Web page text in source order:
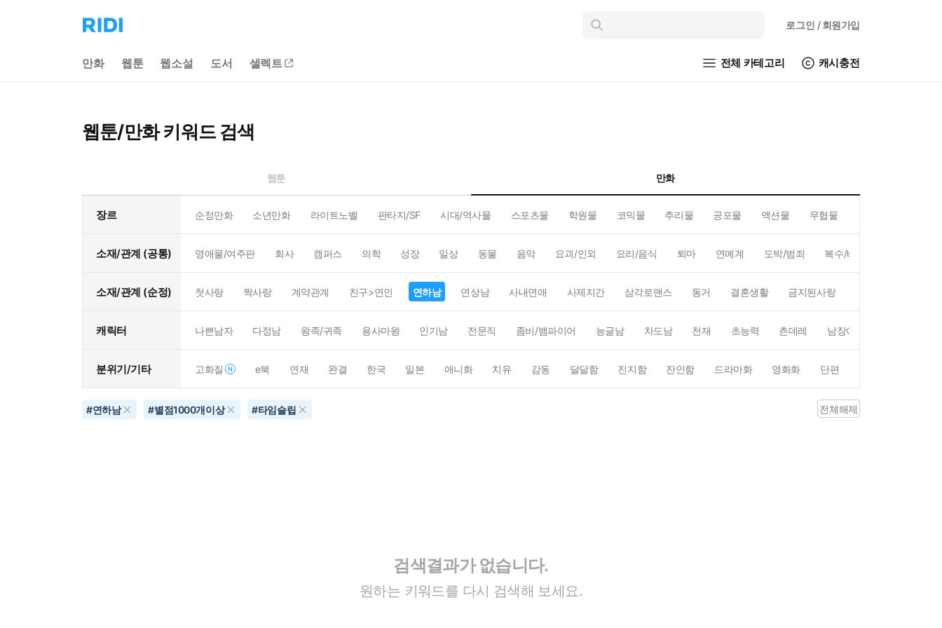
리
디
으
인
로그인 / 회원가입
만화 웹툰 웹소설 도서 셀렉트 전체 카테고리 캐시충전
웹툰/만화 키워드 검색
웹툰 만화
장르 순정만화 소년만화 라이트노벨 판타지/SF 시대/역사물 스포츠물 학원물 코믹물 추리물 공포물 액션물 무협물
소재/관계 (공통) 영애물/여주판 회사 캠퍼스 의학 성장 일상 동물 음악 요괴/인외 요리/음식 퇴마 연예계 도박/범죄 복수/배신
소재/관계 (순정) 첫사랑 짝사랑 계약관계 친구>연인 연하남 연상남 사내연애 사제지간 삼각로맨스 동거 결혼생활 금지된사랑
캐릭터 나쁜남자 다정남 왕족/귀족 용사마왕 인기남 전문직 좀비/뱀파이어 능글남 차도남 천재 초능력 츤데레 남장여자
분위기/기타 고화질 e북 연재 완결 한국 일본 애니화 치유 감동 달달함 진지함 잔인함 드라마화 영화화 단편
#연하남 #별점1000개이상 #타임슬립 전체해제
검색결과가 없습니다.
원하는 키워드를 다시 검색해 보세요.